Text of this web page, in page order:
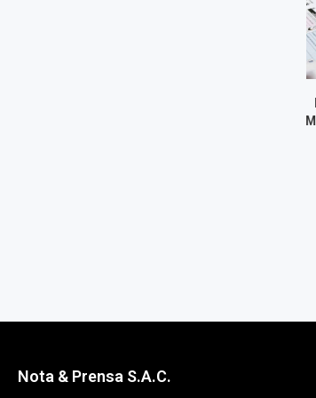
Nota & Prensa S.A.C.